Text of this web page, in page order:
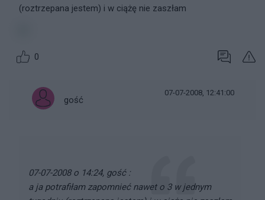
(roztrzepana jestem) i w ciążę nie zaszłam
0
gość
07-07-2008, 12:41:00
07-07-2008 o 14:24, gość :
a ja potrafiłam zapomnieć nawet o 3 w jednym